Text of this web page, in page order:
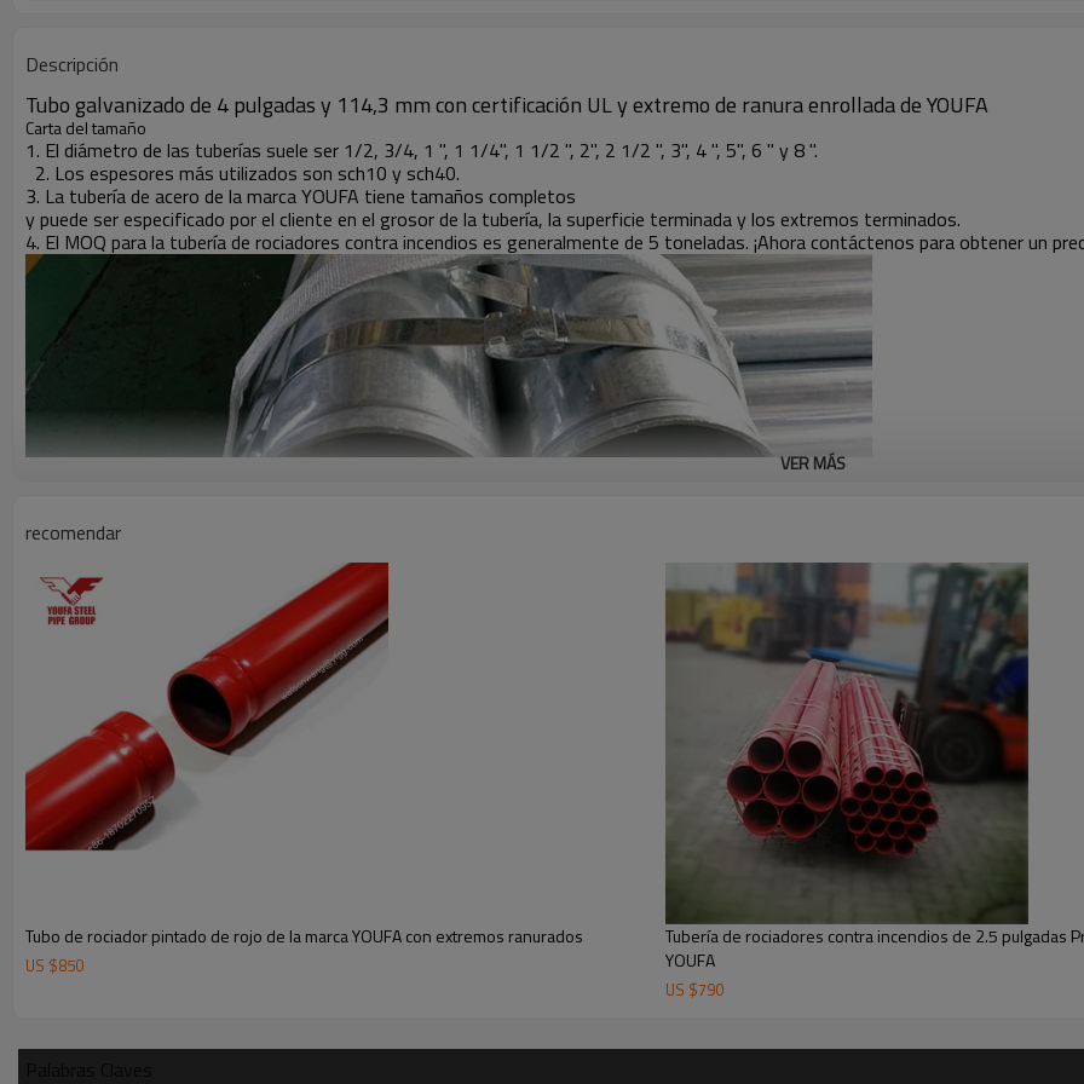
Descripción
Tubo galvanizado de 4 pulgadas y 114,3 mm con certificación UL y extremo de ranura enrollada de YOUFA
Carta del tamaño
1. El diámetro de las tuberías suele ser 1/2, 3/4, 1 ", 1 1/4", 1 1/2 ", 2", 2 1/2 ", 3", 4 ", 5", 6 " y 8 ".
2. Los espesores más utilizados son sch10 y sch40.
3. La tubería de acero de la marca YOUFA tiene tamaños completos
y puede ser especificado por el cliente en el grosor de la tubería, la superficie terminada y los extremos terminados.
4. El MOQ para la tubería de rociadores contra incendios es generalmente de 5 toneladas. ¡Ahora contáctenos para obtener un
VER MÁS
recomendar
Tubo de rociador pintado de rojo de la marca YOUFA con extremos ranurados
US $850
Tubería de rociadores contra incendios de 2.5 pulgadas
YOUFA
US $790